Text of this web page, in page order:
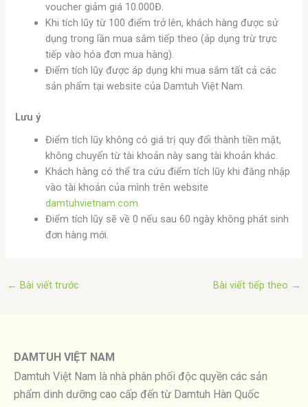
voucher giảm giá 10.000Đ.
Khi tích lũy từ 100 điểm trở lên, khách hàng được sử
dụng trong lần mua sắm tiếp theo (áp dụng trừ trực
tiếp vào hóa đơn mua hàng).
Điểm tích lũy được áp dụng khi mua sắm tất cả các
sản phẩm tại website của Damtuh Việt Nam.
Lưu ý
Điểm tích lũy không có giá trị quy đổi thành tiền mặt,
không chuyển từ tài khoản này sang tài khoản khác.
Khách hàng có thể tra cứu điểm tích lũy khi đăng nhập
vào tài khoản của mình trên website
damtuhvietnam.com.
Điểm tích lũy sẽ về 0 nếu sau 60 ngày không phát sinh
đơn hàng mới.
← Bài viết trước Bài viết tiếp theo →
DAMTUH VIỆT NAM
Damtuh Việt Nam là nhà phân phối độc quyền các sản
phẩm dinh dưỡng cao cấp đến từ Damtuh Hàn Quốc